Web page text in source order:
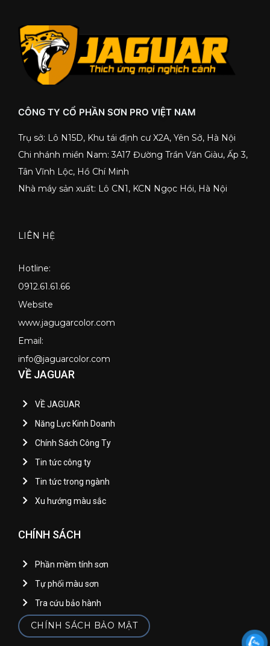
CÔNG TY CỔ PHẦN SƠN PRO VIỆT NAM
Trụ sở: Lô N15D, Khu tái định cư X2A, Yên Sở, Hà Nội
Chi nhánh miền Nam: 3A17 Đường Trần Văn Giàu, Ấp 3,
Tân Vĩnh Lộc, Hồ Chí Minh
Nhà máy sản xuất: Lô CN1, KCN Ngọc Hồi, Hà Nội
LIÊN HỆ
Hotline:
0912.61.61.66
Website
www.jagugarcolor.com
Email:
info@jaguarcolor.com
VỀ JAGUAR
VỀ JAGUAR
Năng Lực Kinh Doanh
Chính Sách Công Ty
Tin tức công ty
Tin tức trong ngành
Xu hướng màu sắc
CHÍNH SÁCH
Phần mềm tính sơn
Tự phối màu sơn
Tra cứu bảo hành
CHÍNH SÁCH BẢO MẬT